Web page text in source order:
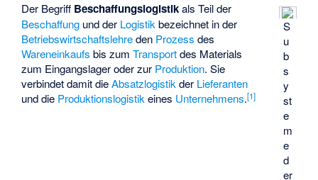
S
u
b
s
y
st
e
m
e
d
er
Der Begriff Beschaffungslogistikals Teil der
Beschaffung und der Logistikbezeichnet in der
Betriebswirtschaftslehreden Prozess des
Wareneinkaufs bis zumTransportdes Materials
zum Eingangslager oder zur Produktion. Sie
verbindet damit dieAbsatzlogistikder Lieferanten
und die Produktionslogistikeines Unternehmens.[1]